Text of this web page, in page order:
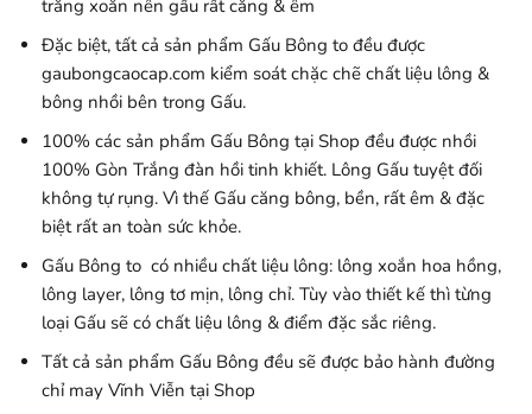
trắng xoắn nên gấu rất căng & êm
Đặc biệt, tất cả sản phẩm Gấu Bông to đều được
gaubongcaocap.com kiểm soát chặc chẽ chất liệu lông &
bông nhồi bên trong Gấu.
100% các sản phẩm Gấu Bông tại Shop đều được nhồi
100% Gòn Trắng đàn hồi tinh khiết. Lông Gấu tuyệt đối
không tự rụng. Vì thế Gấu căng bông, bền, rất êm & đặc
biệt rất an toàn sức khỏe.
Gấu Bông to có nhiều chất liệu lông: lông xoắn hoa hồng,
lông layer, lông tơ mịn, lông chỉ. Tùy vào thiết kế thì từng
loại Gấu sẽ có chất liệu lông & điểm đặc sắc riêng.
Tất cả sản phẩm Gấu Bông đều sẽ được bảo hành đường
chỉ may Vĩnh Viễn tại Shop